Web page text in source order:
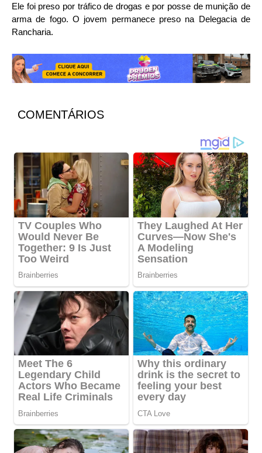
Ele foi preso por tráfico de drogas e por posse de munição de
arma de fogo. O jovem permanece preso na Delegacia de
Rancharia.
COMENTÁRIOS